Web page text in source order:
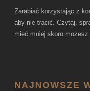
Zarabiać korzystając z
aby nie tracić. Czytaj,
mieć mniej skoro możesz
NAJNOWSZE